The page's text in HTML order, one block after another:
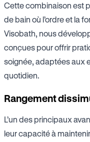
Cette combinaison est
de bain où l’ordre et la
Visobath, nous
conçues pour offrir
soignée, adaptées aux
quotidien.
Rangement
L’un des principaux
leur capacité à